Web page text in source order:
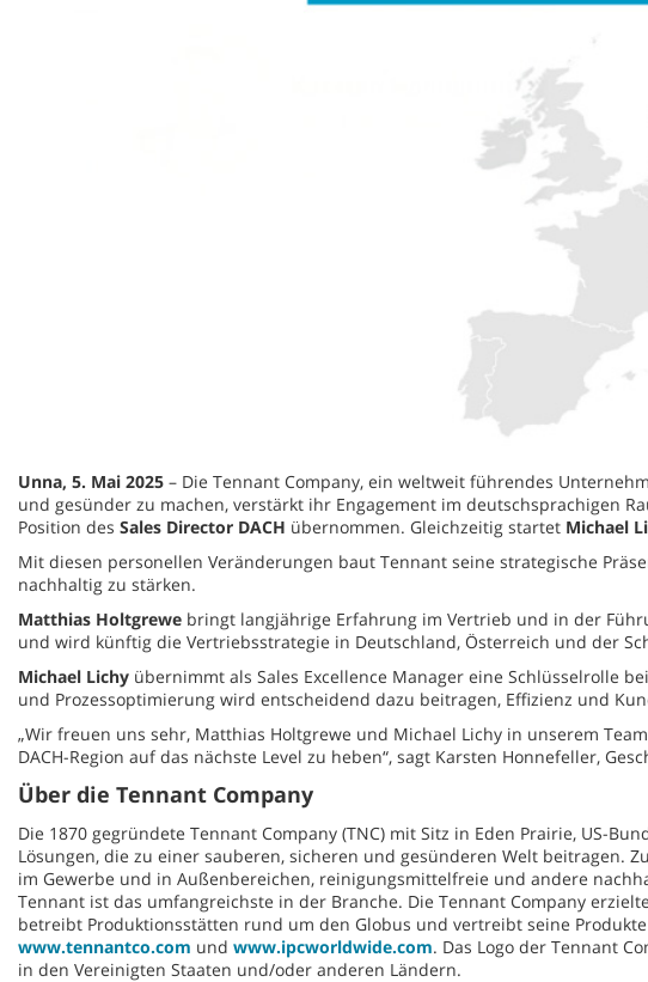
Unna, 5. Mai 2025 – Die Tennant Company, ein weltweit führendes
und gesünder zu machen, verstärkt ihr Engagement im deutschsprachigen
Position des Sales Director DACH übernommen. Gleichzeitig startet Michael
Mit diesen personellen Veränderungen baut Tennant seine strategische
nachhaltig zu stärken.
Matthias Holtgrewe bringt langjährige Erfahrung im Vertrieb und in der
und wird künftig die Vertriebsstrategie in Deutschland, Österreich und der
Michael Lichy übernimmt als Sales Excellence Manager eine Schlüsselrolle
und Prozessoptimierung wird entscheidend dazu beitragen, Effizienz und
„Wir freuen uns sehr, Matthias Holtgrewe und Michael Lichy in unserem
DACH-Region auf das nächste Level zu heben“, sagt Karsten Honnefeller,
Über die Tennant Company
Die 1870 gegründete Tennant Company (TNC) mit Sitz in Eden Prairie, US-
Lösungen, die zu einer sauberen, sicheren und gesünderen Welt beitragen.
im Gewerbe und in Außenbereichen, reinigungsmittelfreie und andere
Tennant ist das umfangreichste in der Branche. Die Tennant Company
betreibt Produktionsstätten rund um den Globus und vertreibt seine
www.tennantco.com und www.ipcworldwide.com. Das Logo der Tennant
in den Vereinigten Staaten und/oder anderen Ländern.